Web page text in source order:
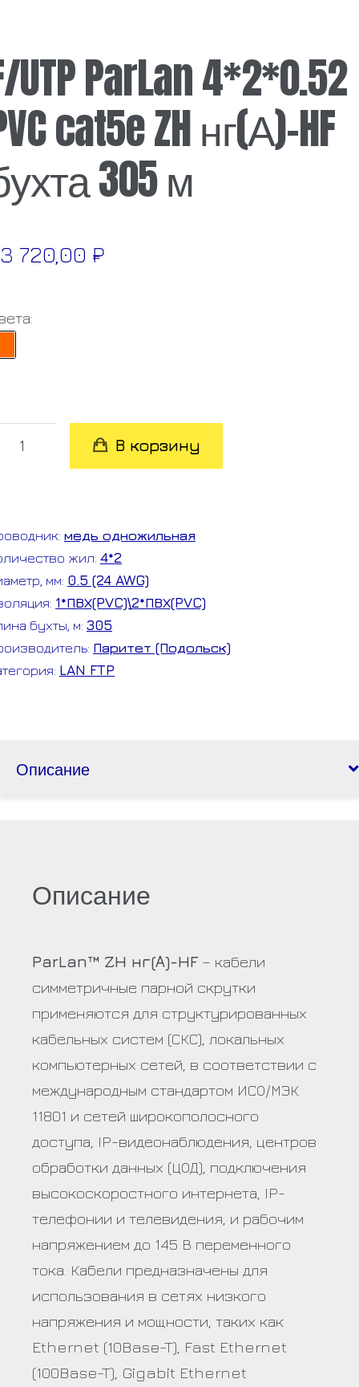
UTP ParLan 4*2*0.52
cat5e ZH нг(А)-HF
305 м
720,00 ₽
В корзину
медь одножильная
жил: 4*2
мм: 0.5 (24 AWG)
1*ПВХ(PVC)\2*ПВХ(PVC)
бухты, м: 305
Паритет (Подольск)
LAN FTP
Описание
Описание
ParLan™ ZH нг(А)-HF– кабели
симметричные парной скрутки
применяются для структурированных
кабельных систем (СКС), локальных
компьютерных сетей, в соответствии с
международным стандартом ИСО/МЭК
11801 и сетей широкополосного
доступа, IP-видеонаблюдения, центров
обработки данных (ЦОД), подключения
высокоскоростного интернета, IP-
телефонии и телевидения, и рабочим
напряжением до 145 В переменного
тока. Кабели предназначены для
использования в сетях низкого
напряжения и мощности, таких как
Ethernet (10Base-T), Fast Ethernet
(100Base-T), Gigabit Ethernet